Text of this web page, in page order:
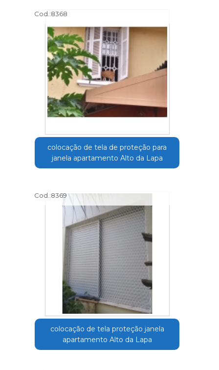
Cod.:8368
colocação de tela de proteção para
janela apartamento Alto da Lapa
Cod.:8369
colocação de tela proteção janela
apartamento Alto da Lapa